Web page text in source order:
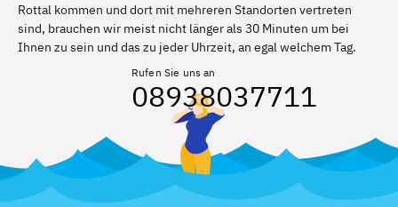
Rottal kommen und dort mit mehreren Standorten vertreten
sind, brauchen wir meist nicht länger als 30 Minuten um bei
Ihnen zu sein und das zu jeder Uhrzeit, an egal welchem Tag.
Rufen Sie uns an
08938037711